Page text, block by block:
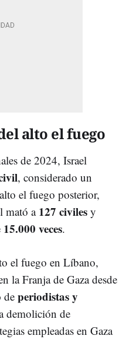
alto el fuego
de 2024, Israel
, considerado un
el fuego posterior,
mató a 127 civiles y
15.000 veces.
el fuego en Líbano,
la Franja de Gaza desde
de periodistas y
demolición de
empleadas en Gaza